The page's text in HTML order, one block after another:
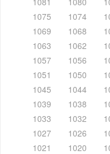
1075
1074
1069
1068
1063
1062
1057
1056
1051
1050
1045
1044
1039
1038
1033
1032
1027
1026
1021
1020